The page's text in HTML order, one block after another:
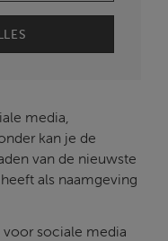
media,
kan je de
van de nieuwste
als naamgeving
sociale media